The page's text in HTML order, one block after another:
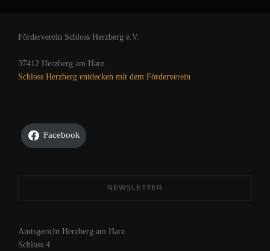
Förderverein Schloss Herzberg e.V.
37412 Herzberg am Harz
Schloss Herzberg entdecken mit dem Förderverein
Facebook
NEWSLETTER
Amtsgericht Herzberg am Harz
Schloss 4